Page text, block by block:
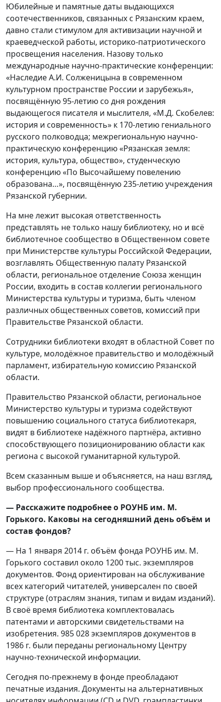
Юбилейные и памятные даты выдающихся
соотечественников, связанных с Рязанским краем,
давно стали стимулом для активизации научной и
краеведческой работы, историко-патриотического
просвещения населения. Назову только
международные научно-практические конференции:
«Наследие А.И. Солженицына в современном
культурном пространстве России и зарубежья»,
посвящённую 95-летию со дня рождения
выдающегося писателя и мыслителя, «М.Д. Скобелев:
история и современность» к 170-летию гениального
русского полководца; межрегиональную научно-
практическую конференцию «Рязанская земля:
история, культура, общество», студенческую
конференцию «По Высочайшему повелению
образована…», посвящённую 235-летию учреждения
Рязанской губернии.
На мне лежит высокая ответственность
представлять не только нашу библиотеку, но и всё
библиотечное сообщество в Общественном совете
при Министерстве культуры Российской Федерации,
возглавлять Общественную палату Рязанской
области, региональное отделение Союза женщин
России, входить в состав коллегии регионального
Министерства культуры и туризма, быть членом
различных общественных советов, комиссий при
Правительстве Рязанской области.
Сотрудники библиотеки входят в областной Совет по
культуре, молодёжное правительство и молодёжный
парламент, избирательную комиссию Рязанской
области.
Правительство Рязанской области, региональное
Министерство культуры и туризма содействуют
повышению социального статуса библиотекаря,
видят в библиотеке надёжного партнёра, активно
способствующего позиционированию области как
региона с высокой гуманитарной культурой.
Всем сказанным выше и объясняется, на наш взгляд,
выбор профессионального сообщества.
— Расскажите подробнее о РОУНБ им. М.
Горького. Каковы на сегодняшний день объём и
состав фондов?
— На 1 января 2014 г. объём фонда РОУНБ им. М.
Горького составил около 1200 тыс. экземпляров
документов. Фонд ориентирован на обслуживание
всех категорий читателей, универсален по своей
структуре (отраслям знания, типам и видам изданий).
В своё время библиотека комплектовалась
патентами и авторскими свидетельствами на
изобретения. 985 028 экземпляров документов в
1986 г. были переданы региональному Центру
научно-технической информации.
Сегодня по-прежнему в фонде преобладают
печатные издания. Документы на альтернативных